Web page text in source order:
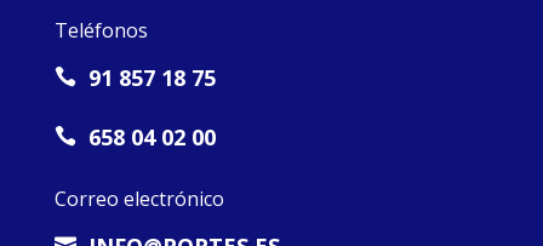
Teléfonos
 91 857 18 75
 658 04 02 00
Correo electrónico